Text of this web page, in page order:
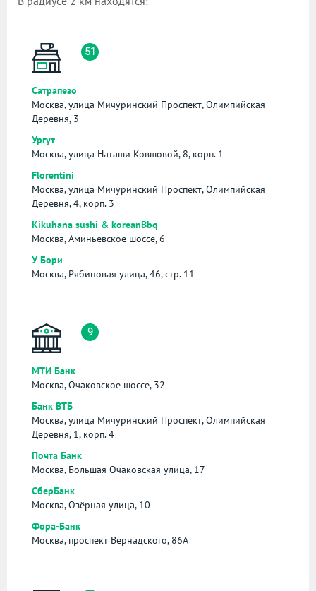
51
Сатрапезо
Москва, улица Мичуринский Проспект, Олимпийская
Деревня, 3
Ургут
Москва, улица Наташи Ковшовой, 8, корп. 1
Florentini
Москва, улица Мичуринский Проспект, Олимпийская
Деревня, 4, корп. 3
Kikuhana sushi & koreanBbq
Москва, Аминьевское шоссе, 6
У Бори
Москва, Рябиновая улица, 46, стр. 11
9
МТИ Банк
Москва, Очаковское шоссе, 32
Банк ВТБ
Москва, улица Мичуринский Проспект, Олимпийская
Деревня, 1, корп. 4
Почта Банк
Москва, Большая Очаковская улица, 17
СберБанк
Москва, Озёрная улица, 10
Фора-Банк
Москва, проспект Вернадского, 86А